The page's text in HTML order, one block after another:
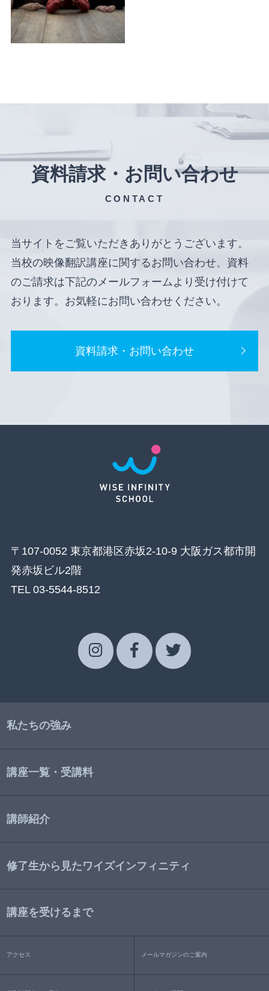
資料請求・お問い合わせ
CONTACT
当サイトをご覧いただきありがとうございます。
当校の映像翻訳講座に関するお問い合わせ、資料
のご請求は下記のメールフォームより受け付けて
おります。お気軽にお問い合わせください。
資料請求・お問い合わせ
〒107-0052 東京都港区赤坂2-10-9 大阪ガス都市開
発赤坂ビル2階
TEL 03-5544-8512
私たちの強み
講座一覧・受講料
講師紹介
修了生から見たワイズインフィニティ
講座を受けるまで
アクセス メールマガジンのご案内